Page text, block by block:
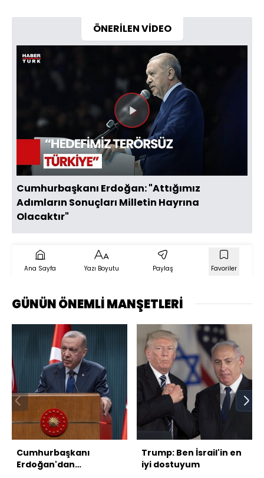
ÖNERİLEN VİDEO
Videoyu
Oynat
Cumhurbaşkanı Erdoğan: "Attığımız
Adımların Sonuçları Milletin Hayrına
Olacaktır"
Ana Sayfa Yazı Boyutu Paylaş Favoriler
GÜNÜN ÖNEMLİ MANŞETLERİ
Cumhurbaşkanı
Erdoğan'dan
Trump: Ben İsrail'in en
iyi dostuyum